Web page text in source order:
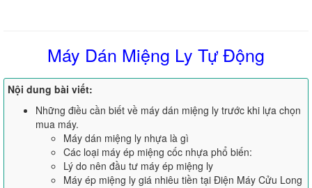
Máy Dán Miệng Ly Tự Động
Nội dung bài viết:
Những điều cần biết về máy dán miệng ly trước khi lựa chọn
mua máy.
Máy dán miệng ly nhựa là gì
Các loại máy ép miệng cốc nhựa phổ biến:
Lý do nên đầu tư máy ép miệng ly
Máy ép miệng ly giá nhiêu tiền tại Điện Máy Cửu Long